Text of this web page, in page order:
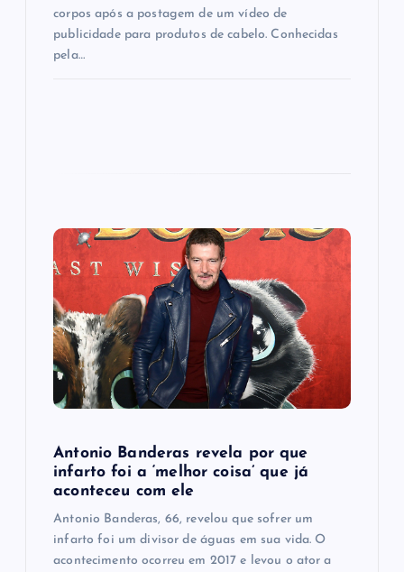
corpos após a postagem de um vídeo de
publicidade para produtos de cabelo. Conhecidas
pela…
Antonio Banderas revela por que
infarto foi a ‘melhor coisa’ que já
aconteceu com ele
Antonio Banderas, 66, revelou que sofrer um
infarto foi um divisor de águas em sua vida. O
acontecimento ocorreu em 2017 e levou o ator a